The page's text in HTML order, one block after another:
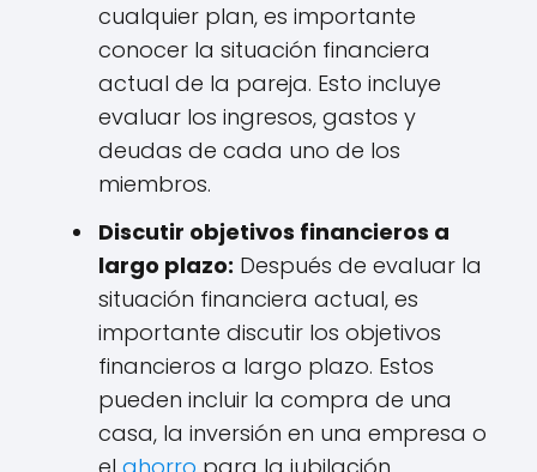
cualquier plan, es importante
conocer la situación financiera
actual de la pareja. Esto incluye
evaluar los ingresos, gastos y
deudas de cada uno de los
miembros.
Discutir objetivos financieros a
largo plazo: Después de evaluar la
situación financiera actual, es
importante discutir los objetivos
financieros a largo plazo. Estos
pueden incluir la compra de una
casa, la inversión en una empresa o